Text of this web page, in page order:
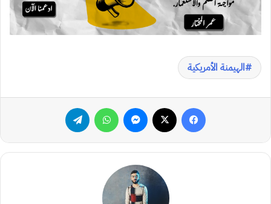
الهيمنة الأمريكية
فيسبوك ماسنجر واتساب